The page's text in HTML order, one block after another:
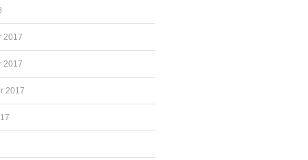
2017
2017
2017